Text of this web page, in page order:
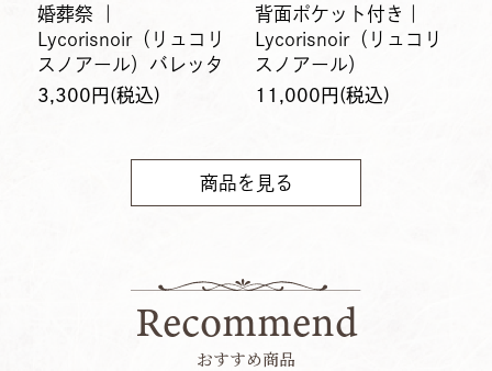
婚葬祭 ｜
Lycorisnoir（リュコリ
スノアール）バレッタ
3,300円(税込)
背面ポケット付き｜
Lycorisnoir（リュコリ
スノアール）
11,000円(税込)
商品を見る
Recommend
おすすめ商品